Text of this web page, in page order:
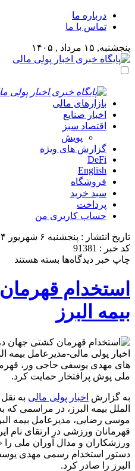
درباره ما
تماس با ما
پنجشنبه, ۱۵ مرداد , ۱۴۰۵
بازارهای مالی
اخبار صنایع
اقتصاد سبز
پویش
گزارش های ویژه
DeFi
English
فروشگاه
سبد خرید
پرداخت
حساب کاربری من
تاریخ انتشار : پنجشنبه ۶ شهریور ۱۴۰۴ - ۱۳:۱۵
کد خبر : 91381
چاپ خبر دیدگاه‌ها برای
قهرمان
کشتی
البرز
بسته هستند
استخدام
بیمه البرز
اخبار پولی مالی-مدیرعامل بیمه
های مهدی یوسفی حاجی ور،
ملی پوش پرافتخار حمایت کرد.
به گزارش اخبار پولی مالی به
الملل بیمه البرز، در مراسمی
موسی رضایی، مدیرعامل بیمه
قهرمانان ورزشی در ارتقای نام
ورزشکاران و مدال آوران ملی
دستور استخدام رسمی مهدی
البرز را صادر کرد.